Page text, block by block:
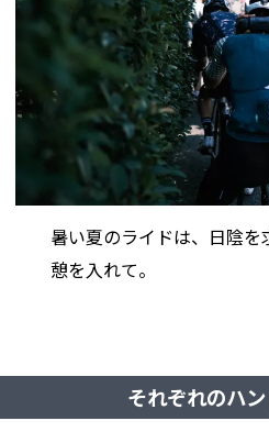
暑い夏のライドは、日陰
憩を入れて。
それぞれのハ